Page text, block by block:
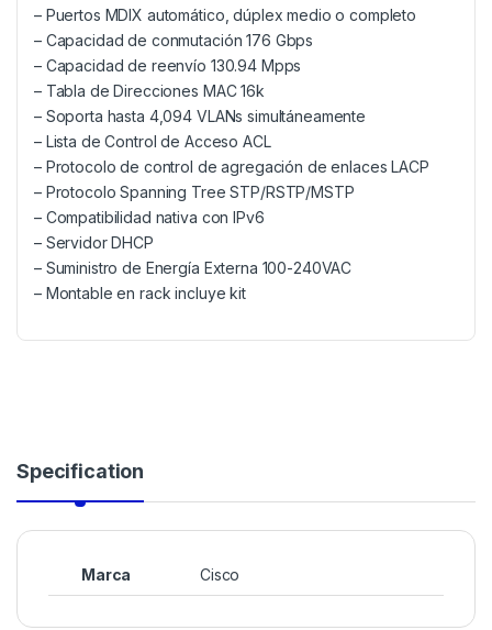
– Puertos MDIX automático, dúplex medio o completo
– Capacidad de conmutación 176 Gbps
– Capacidad de reenvío 130.94 Mpps
– Tabla de Direcciones MAC 16k
– Soporta hasta 4,094 VLANs simultáneamente
– Lista de Control de Acceso ACL
– Protocolo de control de agregación de enlaces LACP
– Protocolo Spanning Tree STP/RSTP/MSTP
– Compatibilidad nativa con IPv6
– Servidor DHCP
– Suministro de Energía Externa 100-240VAC
– Montable en rack incluye kit
Specification
Marca Cisco